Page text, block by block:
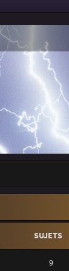
SUJETS
9